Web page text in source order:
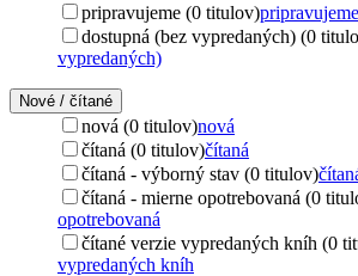
pripravujeme (0 titulov)pripravujeme
dostupná (bez vypredaných) (0
vypredaných)
Nové / čítané
nová (0 titulov)nová
čítaná (0 titulov)čítaná
čítaná - výborný stav (0 titulov)
čítaná - mierne opotrebovaná (0
opotrebovaná
čítané verzie vypredaných kníh (0
vypredaných kníh